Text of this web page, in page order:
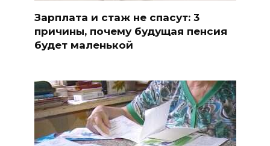
Зарплата и стаж не спасут: 3
причины, почему будущая пенсия
будет маленькой